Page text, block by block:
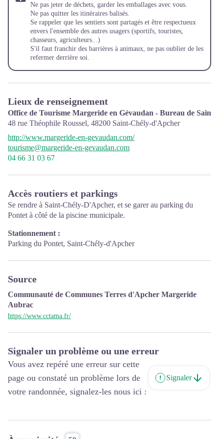
Ne pas jeter de déchets, garder les emballages avec vous.
Ne pas quitter les itinéraires balisés.
Se rappeler que les sentiers sont partagés et être respectueux
envers l'ensemble des autres usagers (sportifs, touristes,
chasseurs, agriculteurs...)
S'il faut franchir des barrières à animaux, ne pas oublier de les
refermer derrière soi.
Lieux de renseignement
Office de Tourisme Margeride en Gévaudan - Bureau de
48 rue Théophile Roussel, 48200 Saint-Chély-d'Apcher
http://www.margeride-en-gevaudan.com/
tourisme@margeride-en-gevaudan.com
04 66 31 03 67
Accès routiers et parkings
Se rendre à Saint-Chély-D'Apcher, et se garer au parking du
Pontet à côté de la piscine municipale.
Stationnement :
Parking du Pontet, Saint-Chély-d'Apcher
Source
Communauté de Communes Terres d'Apcher Margeride
Aubrac
https://www.cctama.fr/
Signaler un problème ou une erreur
Vous avez repéré une erreur sur cette
page ou constaté un problème lors de
votre randonnée, signalez-les nous ici :
Signaler